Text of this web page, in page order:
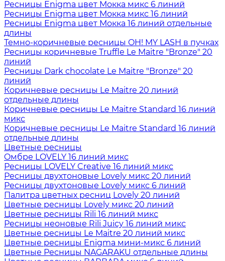
Ресницы Enigma цвет Мокка микс 6 линий
Ресницы Enigma цвет Мокка микс 16 линий
Ресницы Enigma цвет Мокка 16 линий отдельные
длины
Темно-коричневые ресницы OH! MY LASH в пучках
Ресницы коричневые Truffle Le Maitre "Bronze" 20
линий
Ресницы Dark chocolate Le Maitre "Bronze" 20
линий
Коричневые ресницы Le Maitre 20 линий
отдельные длины
Коричневые ресницы Le Maitre Standard 16 линий
микс
Коричневые ресницы Le Maitre Standard 16 линий
отдельные длины
Цветные ресницы
Oмбре LOVELY 16 линий микс
Ресницы LOVELY Creative 16 линий микс
Ресницы двухтоновые Lovely микс 20 линий
Ресницы двухтоновые Lovely микс 6 линий
Палитра цветных ресниц Lovely 20 линий
Цветные ресницы Lovely микс 20 линий
Цветные ресницы Rili 16 линий микс
Ресницы неоновые Rili Juicy 16 линий микс
Цветные ресницы Le Maitre 20 линий микс
Цветные ресницы Enigma мини-микс 6 линий
Цветные Ресницы NAGARAKU отдельные длины